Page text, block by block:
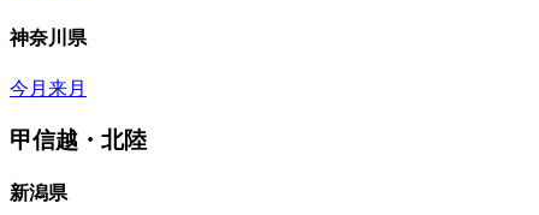
神奈川県
今月 来月
甲信越・北陸
新潟県